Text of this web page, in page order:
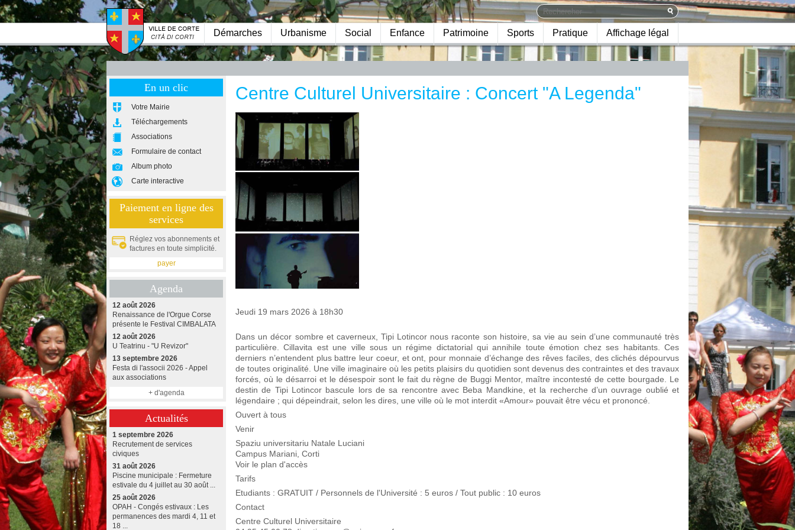
Démarches Urbanisme Social Enfance Patrimoine Sports Pratique Affichage légal
En un clic
Votre Mairie
Téléchargements
Associations
Formulaire de contact
Album photo
Carte interactive
Paiement en ligne des
services
Réglez vos abonnements et
factures en toute simplicité.
payer
Agenda
12 août 2026
Renaissance de l'Orgue Corse
présente le Festival CIMBALATA
12 août 2026
U Teatrinu - "U Revizor"
13 septembre 2026
Festa di l'associi 2026 - Appel
aux associations
+ d'agenda
Actualités
1 septembre 2026
Recrutement de services
civiques
31 août 2026
Piscine municipale : Fermeture
estivale du 4 juillet au 30 août ...
25 août 2026
OPAH - Congés estivaux : Les
permanences des mardi 4, 11 et
18 ...
Centre Culturel Universitaire : Concert "A Legenda"
Jeudi 19 mars 2026 à 18h30
Dans un décor sombre et caverneux, Tipi Lotincor nous raconte son histoire, sa vie au sein d’une communauté très
particulière. Cillavita est une ville sous un régime dictatorial qui annihile toute émotion chez ses habitants. Ces
derniers n’entendent plus battre leur coeur, et ont, pour monnaie d’échange des rêves faciles, des clichés dépourvus
de toutes originalité. Une ville imaginaire où les petits plaisirs du quotidien sont devenus des contraintes et des travaux
forcés, où le désarroi et le désespoir sont le fait du règne de Buggi Mentor, maître incontesté de cette bourgade. Le
destin de Tipi Lotincor bascule lors de sa rencontre avec Beba Mandkine, et la recherche d’un ouvrage oublié et
légendaire ; qui dépeindrait, selon les dires, une ville où le mot interdit «Amour» pouvait être vécu et prononcé.
Ouvert à tous
Venir
Spaziu universitariu Natale Luciani
Campus Mariani, Corti
Voir le plan d'accès
Tarifs
Etudiants : GRATUIT / Personnels de l'Université : 5 euros / Tout public : 10 euros
Contact
Centre Culturel Universitaire